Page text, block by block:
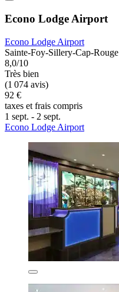
Econo Lodge Airport
Econo Lodge Airport
Sainte-Foy-Sillery-Cap-Rouge
8,0/10
Très bien
(1 074 avis)
92 €
taxes et frais compris
1 sept. - 2 sept.
Econo Lodge Airport